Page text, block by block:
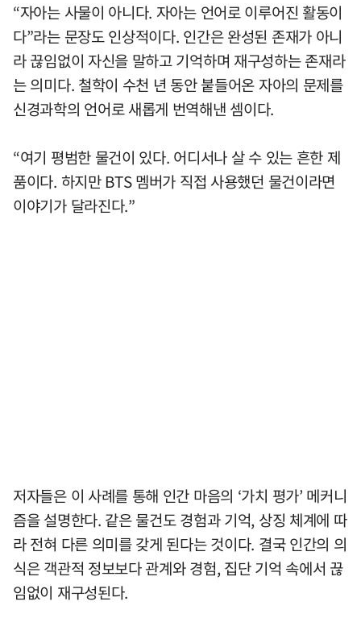
“자아는 사물이 아니다. 자아는 언어로 이루어진 활동이
다”라는 문장도 인상적이다. 인간은 완성된 존재가 아니
라 끊임없이 자신을 말하고 기억하며 재구성하는 존재라
는 의미다. 철학이 수천 년 동안 붙들어온 자아의 문제를
신경과학의 언어로 새롭게 번역해낸 셈이다.
“여기 평범한 물건이 있다. 어디서나 살 수 있는 흔한 제
품이다. 하지만 BTS 멤버가 직접 사용했던 물건이라면
이야기가 달라진다.”
저자들은 이 사례를 통해 인간 마음의 ‘가치 평가’ 메커니
즘을 설명한다. 같은 물건도 경험과 기억, 상징 체계에 따
라 전혀 다른 의미를 갖게 된다는 것이다. 결국 인간의 의
식은 객관적 정보보다 관계와 경험, 집단 기억 속에서 끊
임없이 재구성된다.